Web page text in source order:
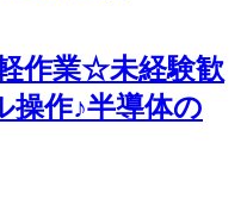
軽作業☆未経験歓
操作♪半導体の